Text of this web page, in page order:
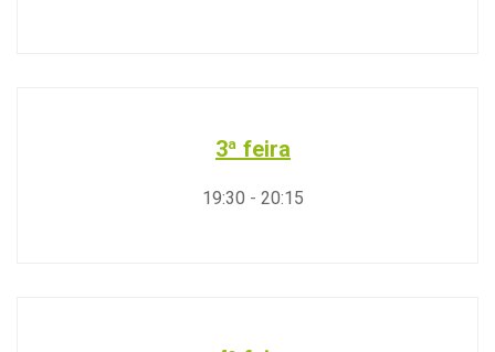
3ª feira
19:30 - 20:15